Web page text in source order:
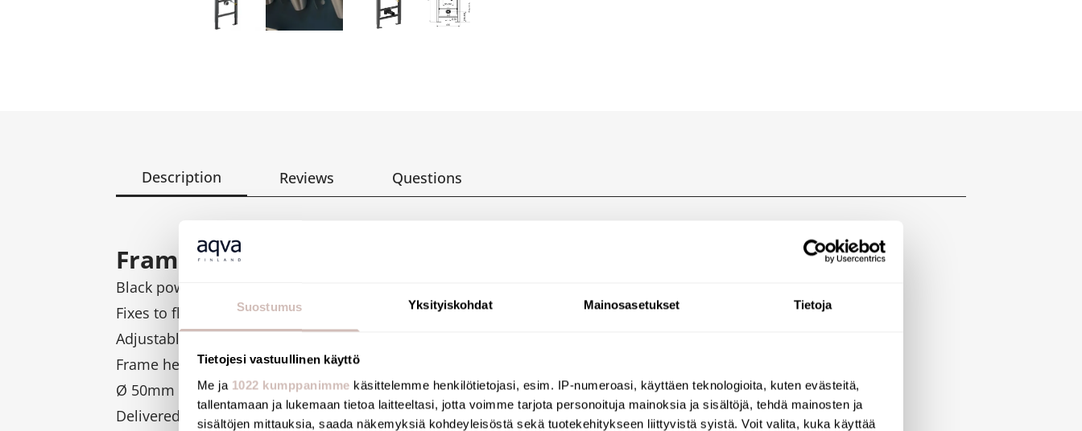
Suostumus Yksityiskohdat Mainosasetukset Tietoja
Tietojesi vastuullinen käyttö
Me ja 1022 kumppanimme käsittelemme henkilötietojasi, esim. IP-numeroasi, käyttäen teknologioita, kuten evästeitä,
tallentamaan ja lukemaan tietoa laitteeltasi, jotta voimme tarjota personoituja mainoksia ja sisältöjä, tehdä mainosten ja
sisältöjen mittauksia, saada näkemyksiä kohdeyleisöstä sekä tuotekehitykseen liittyvistä syistä. Voit valita, kuka käyttää
Description Reviews Questions
Frame system with electronic urinal valve:
Black powder-coated steel frame for wall-mounted installation.
Fixes to floor and load-bearing walls with anchoring bolts supplied.
Adjustable bracket 100 - 280mm.
Frame height can be adjusted from 0 - 200mm.
Ø 50mm soil pipe with waterproof seal.
Delivered pre-mounted.